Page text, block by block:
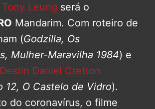
Tony Leung será o
Mandarim. Com roteiro de
(Godzilla, Os
Mulher-Maravilha 1984) e
Destin Daniel Cretton
12, O Castelo de Vidro).
do coronavírus, o filme